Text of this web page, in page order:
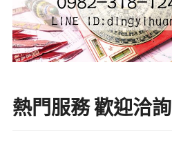
熱門服務 歡迎洽詢